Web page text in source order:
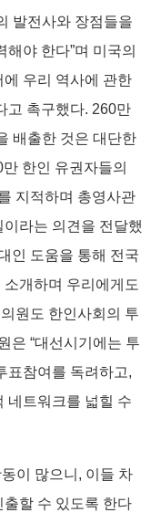
발전사와 장점들을
야 한다”며 미국의
우리 역사에 관한
고 촉구했다. 260만
배출한 것은 대단한
한인 유권자들의
지적하며 총영사관
라는 의견을 전달했
인 도움을 통해 전국
개하며 우리에게도
원도 한인사회의 투
은 “대선시기에는 투
표참여를 독려하고,
네트워크를 넓힐 수
이 많으니, 이들 차
할 수 있도록 한다